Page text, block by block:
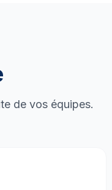
de vos équipes.